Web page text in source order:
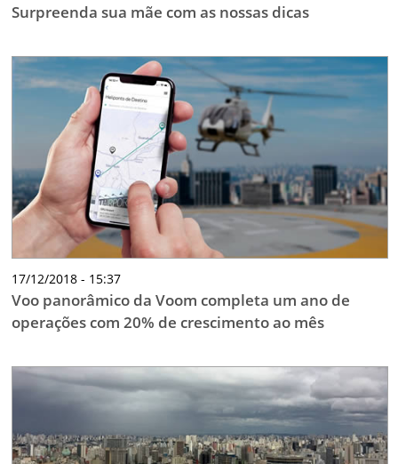
Surpreenda sua mãe com as nossas dicas
17/12/2018 - 15:37
Voo panorâmico da Voom completa um ano de
operações com 20% de crescimento ao mês